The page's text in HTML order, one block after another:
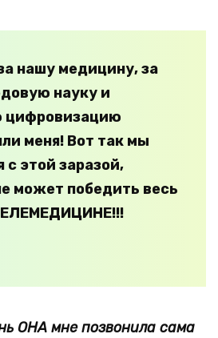
нашу медицину, за
науку и
цифровизацию
меня! Вот так мы
с этой заразой,
может победить весь
ОНА мне позвонила сама